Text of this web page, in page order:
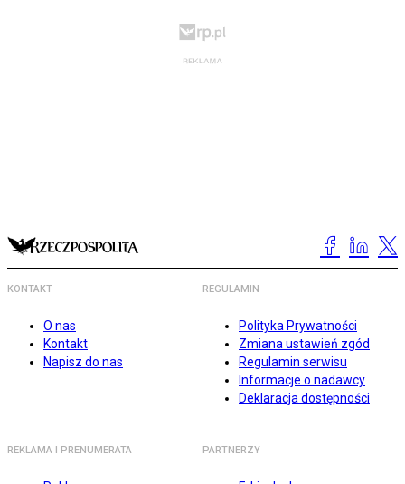
KONTAKT
O nas
Kontakt
Napisz do nas
REGULAMIN
Polityka Prywatności
Zmiana ustawień zgód
Regulamin serwisu
Informacje o nadawcy
Deklaracja dostępności
REKLAMA I PRENUMERATA PARTNERZY